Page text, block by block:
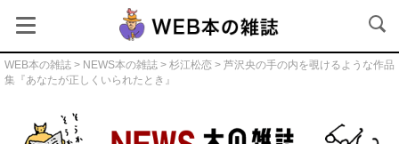
WEB本の雑誌 > NEWS本の雑誌 > 杉江松恋 > 芦沢央の手の内を覗けるような作品
集『あなたが正しくいられたとき』